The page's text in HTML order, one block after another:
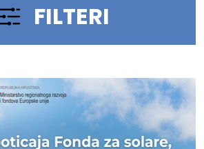
FILTERI